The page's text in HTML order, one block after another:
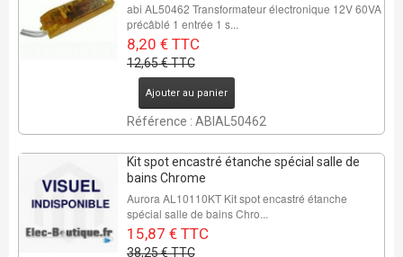
abi AL50462 Transformateur électronique 12V 60VA
précâblé 1 entrée 1 s...
8,20 € TTC
12,65 € TTC
Ajouter au panier
Référence : ABIAL50462
Kit spot encastré étanche spécial salle de
bains Chrome
Aurora AL10110KT Kit spot encastré étanche
spécial salle de bains Chro...
15,87 € TTC
38,25 € TTC